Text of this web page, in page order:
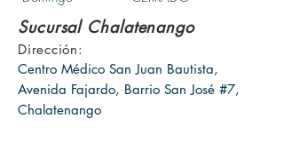
Sucursal Chalatenango
Dirección:
Centro Médico San Juan Bautista,
Avenida Fajardo, Barrio San José #7,
Chalatenango​